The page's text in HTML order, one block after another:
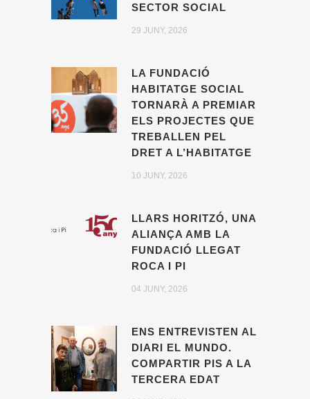
SECTOR SOCIAL
29 JUNY, 2026
LA FUNDACIÓ
HABITATGE SOCIAL
TORNARÀ A PREMIAR
ELS PROJECTES QUE
TREBALLEN PEL
DRET A L’HABITATGE
10 JUNY, 2026
LLARS HORITZÓ, UNA
ALIANÇA AMB LA
FUNDACIÓ LLEGAT
ROCA I PI
04 JUNY, 2026
ENS ENTREVISTEN AL
DIARI EL MUNDO.
COMPARTIR PIS A LA
TERCERA EDAT